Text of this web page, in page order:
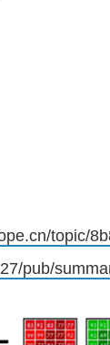
topic/
pub/